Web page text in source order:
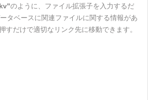
のように、ファイル拡張子を入力するだ
タベースに関連ファイルに関する情報があ
すだけで適切なリンク先に移動できます。